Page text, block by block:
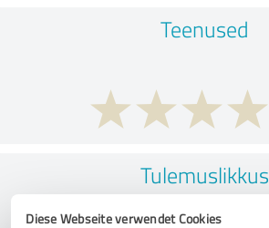
Diese Webseite verwendet Cookies
Teenused
Tulemuslikkus